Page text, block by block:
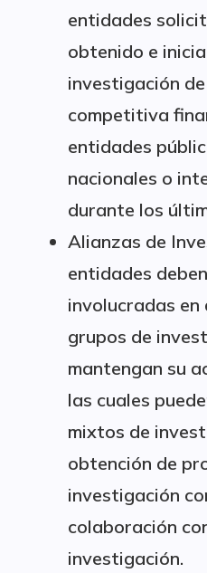
entidades
obtenido e
investigación
competitiva
entidades
nacionales o
durante los
Alianzas de
entidades
involucradas
grupos de
mantengan su
las cuales
mixtos de
obtención de
investigación
colaboración
investigación.